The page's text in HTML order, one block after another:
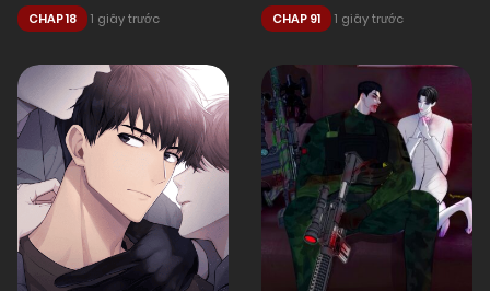
CHAP 18 1 giây trước CHAP 91 1 giây trước